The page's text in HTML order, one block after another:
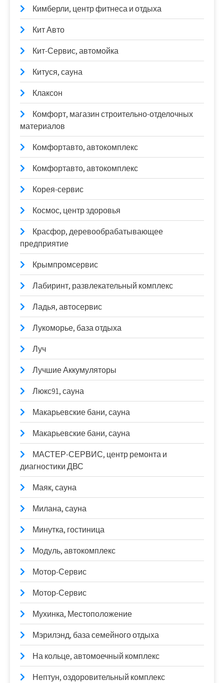
Кимберли, центр фитнеса и отдыха
Кит Авто
Кит-Сервис, автомойка
Китуся, сауна
Клаксон
Комфорт, магазин строительно-отделочных
материалов
Комфортавто, автокомплекс
Комфортавто, автокомплекс
Корея-сервис
Космос, центр здоровья
Красфор, деревообрабатывающее
предприятие
Крымпромсервис
Лабиринт, развлекательный комплекс
Ладья, автосервис
Лукоморье, база отдыха
Луч
Лучшие Аккумуляторы
Люкс91, сауна
Макарьевские бани, сауна
Макарьевские бани, сауна
МАСТЕР-СЕРВИС, центр ремонта и
диагностики ДВС
Маяк, сауна
Милана, сауна
Минутка, гостиница
Модуль, автокомплекс
Мотор-Сервис
Мотор-Сервис
Мухинка, Местоположение
Мэрилэнд, база семейного отдыха
На кольце, автомоечный комплекс
Нептун, оздоровительный комплекс